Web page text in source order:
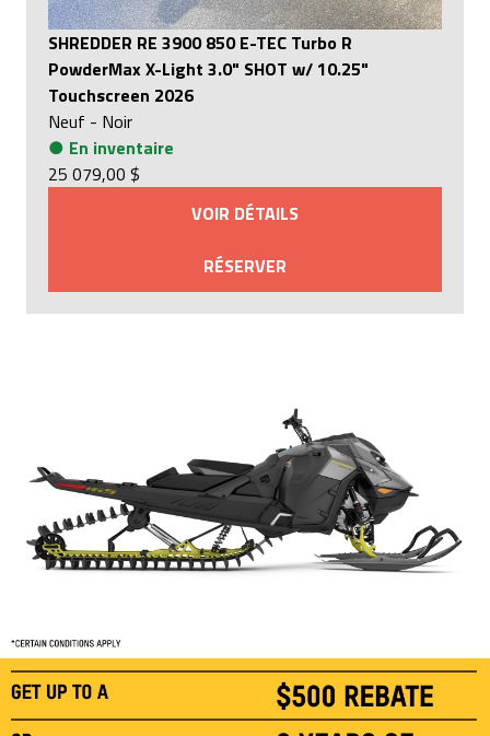
SHREDDER RE 3900 850 E-TEC Turbo R
PowderMax X-Light 3.0" SHOT w/ 10.25"
Touchscreen 2026
Neuf - Noir
● En inventaire
25 079,00 $
VOIR DÉTAILS
RÉSERVER